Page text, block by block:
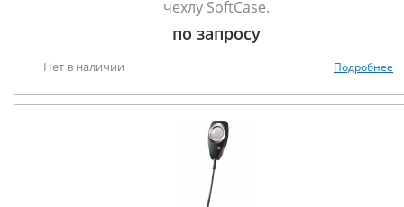
чехлу SoftCase.
по запросу
Нет в наличии Подробнее